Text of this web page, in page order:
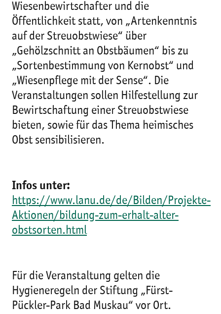
Wiesenbewirtschafter und die
Öffentlichkeit statt, von „Artenkenntnis
auf der Streuobstwiese“ über
„Gehölzschnitt an Obstbäumen“ bis zu
„Sortenbestimmung von Kernobst“ und
„Wiesenpflege mit der Sense“. Die
Veranstaltungen sollen Hilfestellung zur
Bewirtschaftung einer Streuobstwiese
bieten, sowie für das Thema heimisches
Obst sensibilisieren.
Infos unter:
https://www.lanu.de/de/Bilden/Projekte-
Aktionen/bildung-zum-erhalt-alter-
obstsorten.html
Für die Veranstaltung gelten die
Hygieneregeln der Stiftung „Fürst-
Pückler-Park Bad Muskau“ vor Ort.